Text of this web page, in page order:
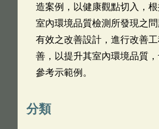
造案例，以健康觀點切入，
室內環境品質檢測所發現之
有效之改善設計，進行改善
善，以提升其室內環境品質
參考示範例。
分類